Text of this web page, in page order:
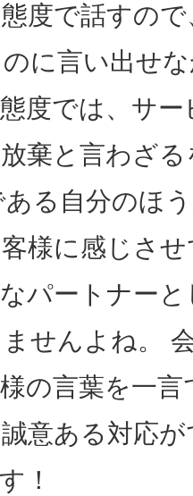
度で話すの
に言い出せ
度では、サ
棄と言わざ
る自分のほ
様に感じさ
パートナー
せんよね。
の言葉を一
意ある対応
！